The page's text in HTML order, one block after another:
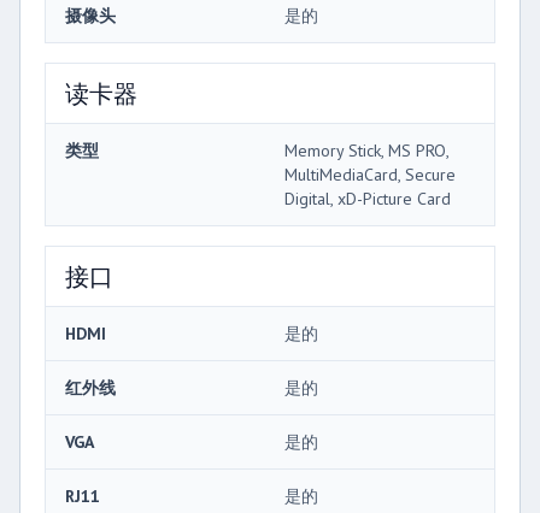
摄像头 是的
读卡器
类型
Memory Stick, MS PRO,
MultiMediaCard, Secure
Digital, xD-Picture Card
接口
HDMI 是的
红外线 是的
VGA 是的
RJ11 是的